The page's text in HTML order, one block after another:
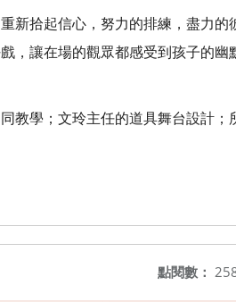
拾起信心，努力的排練，盡力的
，讓在場的觀眾都感受到孩子的幽
教學；文玲主任的道具舞台設計；
點閱數：